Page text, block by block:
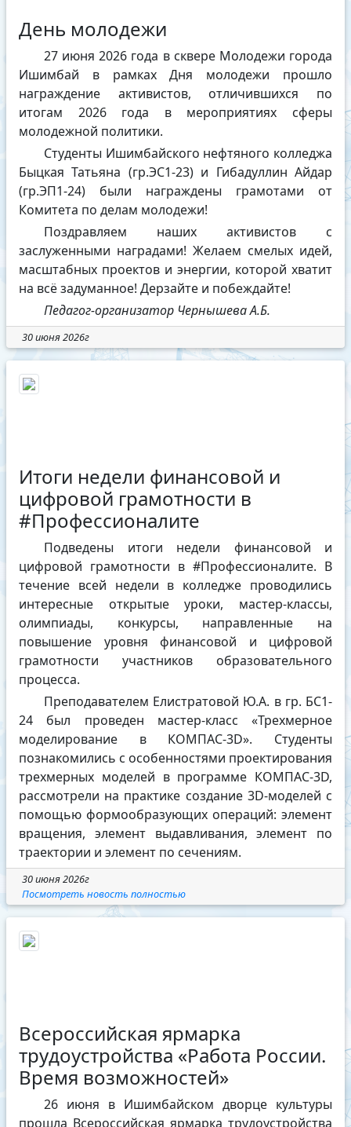
День молодежи
27 июня 2026 года в сквере Молодежи города
Ишимбай в рамках Дня молодежи прошло
награждение активистов, отличившихся по
итогам 2026 года в мероприятиях сферы
молодежной политики.
Студенты Ишимбайского нефтяного колледжа
Быцкая Татьяна (гр.ЭС1-23) и Гибадуллин Айдар
(гр.ЭП1-24) были награждены грамотами от
Комитета по делам молодежи!
Поздравляем наших активистов с
заслуженными наградами! Желаем смелых идей,
масштабных проектов и энергии, которой хватит
на всё задуманное! Дерзайте и побеждайте!
Педагог-организатор Чернышева А.Б.
30 июня 2026г
Итоги недели финансовой и
цифровой грамотности в
#Профессионалите
Подведены итоги недели финансовой и
цифровой грамотности в #Профессионалите. В
течение всей недели в колледже проводились
интересные открытые уроки, мастер-классы,
олимпиады, конкурсы, направленные на
повышение уровня финансовой и цифровой
грамотности участников образовательного
процесса.
Преподавателем Елистратовой Ю.А. в гр. БС1-
24 был проведен мастер-класс «Трехмерное
моделирование в КОМПАС-3D». Студенты
познакомились с особенностями проектирования
трехмерных моделей в программе КОМПАС-3D,
рассмотрели на практике создание 3D-моделей с
помощью формообразующих операций: элемент
вращения, элемент выдавливания, элемент по
траектории и элемент по сечениям.
30 июня 2026г
Посмотреть новость полностью
Всероссийская ярмарка
трудоустройства «Работа России.
Время возможностей»
26 июня в Ишимбайском дворце культуры
прошла Всероссийская ярмарка трудоустройства